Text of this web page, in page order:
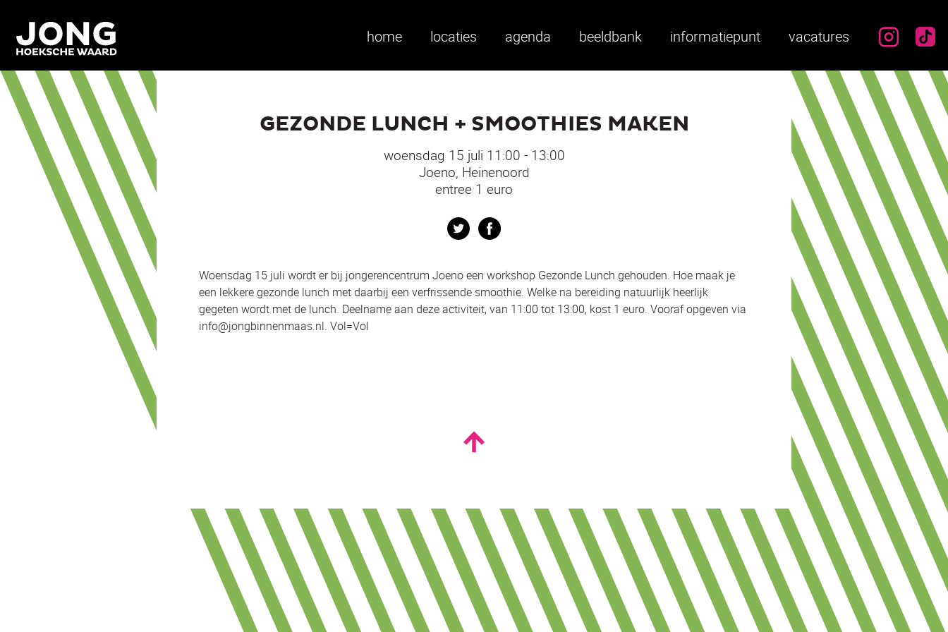
home locaties agenda beeldbank informatiepunt vacatures
GEZONDE LUNCH + SMOOTHIES MAKEN
woensdag 15 juli 11:00 - 13:00
Joeno, Heinenoord
entree 1 euro
Twitter
Woensdag 15 juli wordt er bij jongerencentrum Joeno een workshop Gezonde Lunch gehouden. Hoe maak je
een lekkere gezonde lunch met daarbij een verfrissende smoothie. Welke na bereiding natuurlijk heerlijk
gegeten wordt met de lunch. Deelname aan deze activiteit, van 11:00 tot 13:00, kost 1 euro. Vooraf opgeven via
info@jongbinnenmaas.nl. Vol=Vol